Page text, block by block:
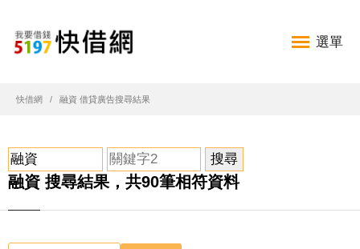
選單
快借網 融資 借貸廣告搜尋結果
融資 搜尋結果，共90筆相符資料